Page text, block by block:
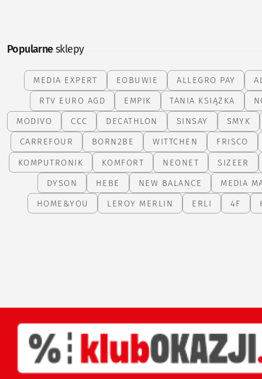
Popularnesklepy
MEDIA EXPERT EOBUWIE ALLEGRO PAY
RTV EURO AGD
EMPIK TANIA KSIĄŻKA
MODIVO
CCC DECATHLON SINSAY
SMYK
CARREFOUR
BORN2BE WITTCHEN
FRISCO
KOMPUTRONIK
KOMFORT NEONET
SIZEER
DYSON
HEBE NEW BALANCE
MEDIA
HOME&YOU
LEROY MERLIN ERLI 4F